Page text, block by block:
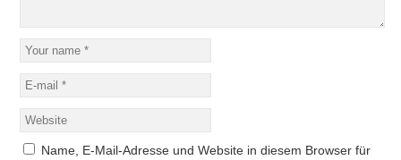
Name, E-Mail-Adresse und Website in diesem Browser für